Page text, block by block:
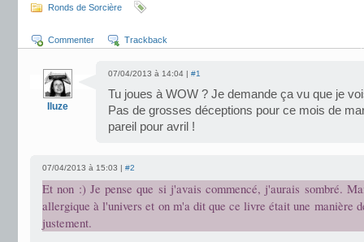
Ronds de Sorcière
Commenter Trackback
Iluze
07/04/2013 à 14:04 | #1
Tu joues à WOW ? Je demande ça vu que je
Pas de grosses déceptions pour ce mois de
pareil pour avril !
07/04/2013 à 15:03 | #2
Et non :) Je pense que si j'avais commencé, j'aurais sombré.
allergique à l'univers et on m'a dit que ce livre était une manière
justement.